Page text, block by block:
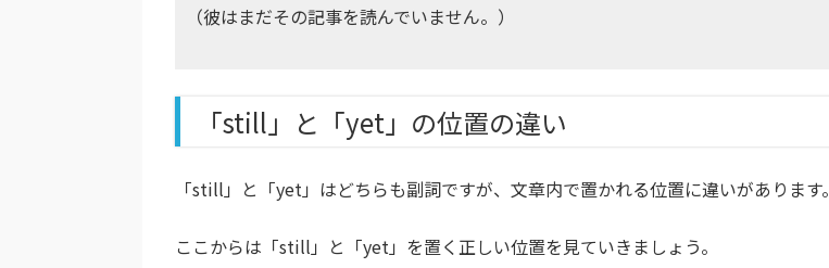
（彼はまだその記事を読んでいません。）
「still」と「yet」の位置の違い
「still」と「yet」はどちらも副詞ですが、文章内で置かれる位置に違いがあります。
ここからは「still」と「yet」を置く正しい位置を見ていきましょう。